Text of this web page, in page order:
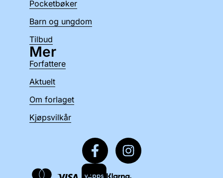
Pocketbøker
Barn og ungdom
Tilbud
Mer
Forfattere
Aktuelt
Om forlaget
Kjøpsvilkår